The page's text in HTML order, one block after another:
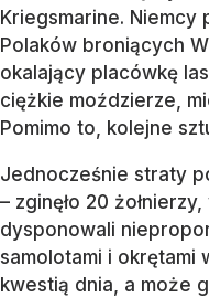
Kriegsmarine.
Polaków broniących
okalający placówkę
ciężkie moździerze,
Pomimo to, kolejne
Jednocześnie straty
– zginęło 20
dysponowali
samolotami i okrętami
kwestią dnia, a może